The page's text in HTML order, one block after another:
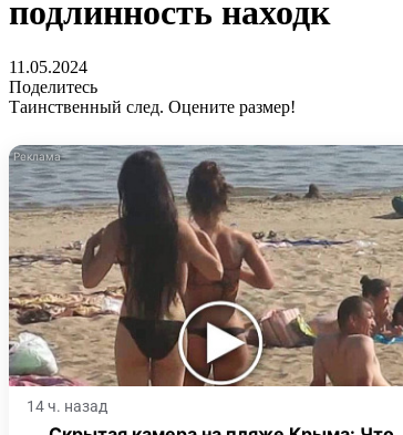
подлинность находк
11.05.2024
Поделитесь
Таинственный след. Оцените размер!
14 ч. назад